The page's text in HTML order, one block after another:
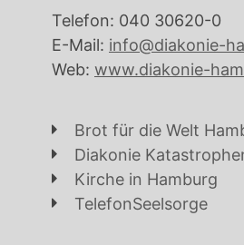
Telefon: 040 30620-0
E-Mail: info@diakonie-
Web: www.diakonie-
Brot für die Welt
Diakonie
Kirche in Hamburg
TelefonSeelsorge